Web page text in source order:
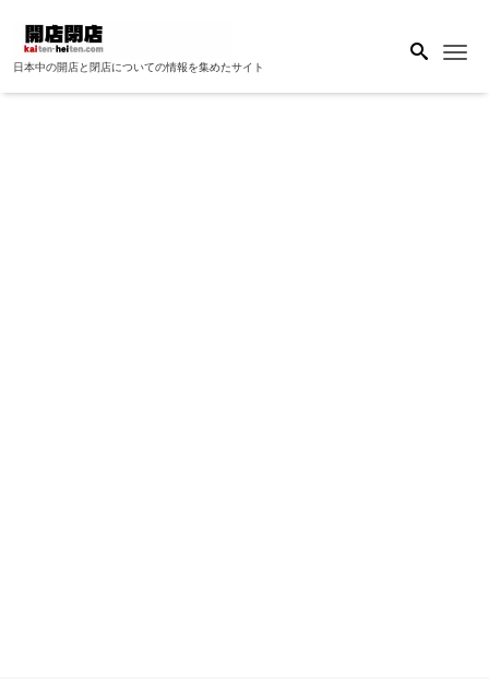
日本中の開店と閉店についての情報を集めたサイト